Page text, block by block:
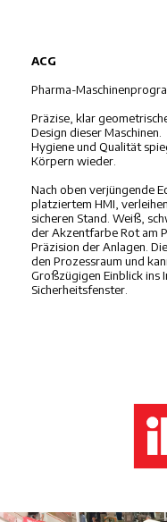
ACG
Pharma-
Präzise, klar
Design dieser Maschinen.
Hygiene und Qualität
Körpern wieder.
Nach oben verjüngende
platziertem HMI,
sicheren Stand. Weiß,
der Akzentfarbe Rot am
Präzision der Anlagen.
den Prozessraum und
Großzügigen Einblick ins
Sicherheitsfenster.